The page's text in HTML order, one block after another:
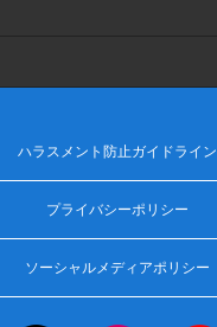
ハラスメント防止ガイドライン
プライバシーポリシー
ソーシャルメディアポリシー